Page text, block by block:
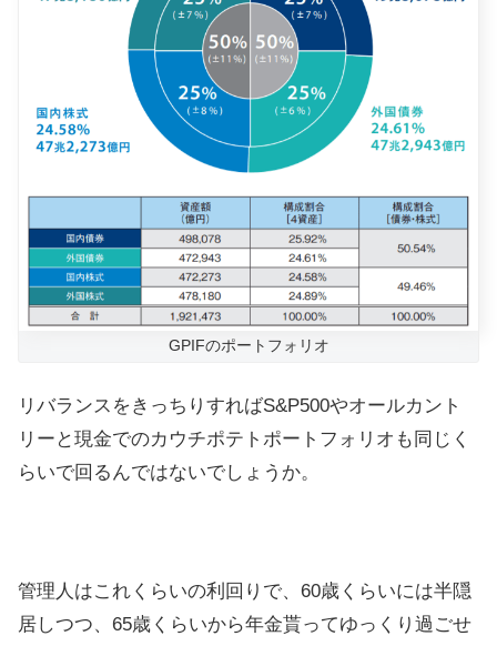
GPIFのポートフォリオ
リバランスをきっちりすればS&P500やオールカント
リーと現金でのカウチポテトポートフォリオも同じく
らいで回るんではないでしょうか。
管理人はこれくらいの利回りで、60歳くらいには半隠
居しつつ、65歳くらいから年金貰ってゆっくり過ごせ